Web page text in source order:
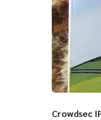
Crowdsec